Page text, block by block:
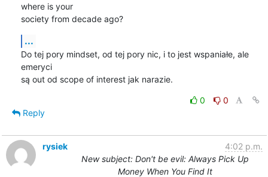
where is your
society from decade ago?
...
Do tej pory mindset, od tej pory nic, i to jest wspaniałe, ale
emeryci
są out od scope of interest jak narazie.
0
0
Reply
rysiek
4:02 p.m.
New subject: Don't be evil: Always Pick Up
Money When You Find It